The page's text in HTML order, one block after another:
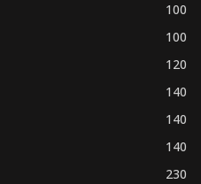
100
100
120
140
140
140
230